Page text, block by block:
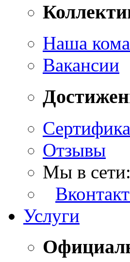
Наша
Вакансии
Отзывы
Мы в сети:
Услуги